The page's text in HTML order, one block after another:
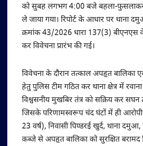
को सुबह लगभग 4:00 बजे बहला-
ले जाया गया। रिपोर्ट के आधार पर थाना
क्रमांक 43/2026 धारा 137(3) बीएनएस
कर विवेचना प्रारंभ की गई।
विवेचना के दौरान तत्काल अपहृत बालिका
हेतु पुलिस टीम गठित कर थाना क्षेत्र में
विश्वसनीय मुखबिर तंत्र को सक्रिय कर
जिसके परिणामस्वरूप चंद घंटों में ही आरोपी
23 वर्ष), निवासी पिण्डरई खुर्द, थाना
कब्जे से अपहृत बालिका को सुरक्षित बरामद